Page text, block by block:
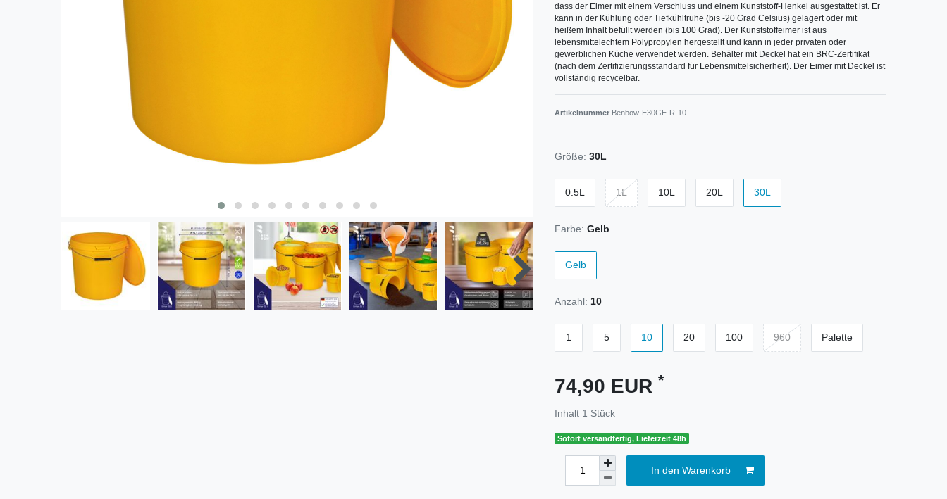
dass der Eimer mit einem Verschluss und einem Kunststoff-Henkel ausgestattet ist. Er
kann in der Kühlung oder Tiefkühltruhe (bis -20 Grad Celsius) gelagert oder mit
heißem Inhalt befüllt werden (bis 100 Grad). Der Kunststoffeimer ist aus
lebensmittelechtem Polypropylen hergestellt und kann in jeder privaten oder
gewerblichen Küche verwendet werden. Behälter mit Deckel hat ein BRC-Zertifikat
(nach dem Zertifizierungsstandard für Lebensmittelsicherheit). Der Eimer mit Deckel ist
vollständig recycelbar.
Artikelnummer Benbow-E30GE-R-10
Größe: 30L
0.5L 1L 10L 20L 30L
Farbe: Gelb
Gelb
Anzahl: 10
1 5 10 20 100 960 Palette
74,90 EUR *
Inhalt 1 Stück
Sofort versandfertig, Lieferzeit 48h
In den Warenkorb